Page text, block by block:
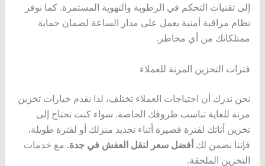
إلى تقنيات التحكم في الرطوبة والتهوية المستمرة. كما نوفر
نظام مراقبة أمنية يعمل على مدار الساعة لضمان حماية
ممتلكاتك من أي مخاطر.
فترات التخزين المرنة للعملاء
نحن ندرك أن احتياجات العملاء تختلف، لذا نقدم خيارات تخزين
مرنة للغاية تناسب ظروفك الخاصة. سواء كنت تحتاج إلى
تخزين أثاثك لفترة قصيرة أثناء تجديد منزلك أو لفترة طويلة،
فإننا نضمن لك أفضل سعر لنقل العفش في جدة. مع خدمات
التخزين الملحقة.